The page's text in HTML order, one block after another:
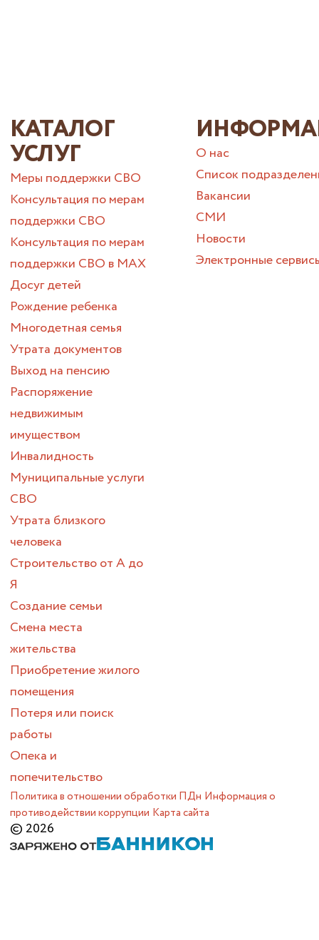
КАТАЛОГ
УСЛУГ
Меры поддержки СВО
Консультация по мерам
поддержки СВО
Консультация по мерам
поддержки СВО в МАХ
Досуг детей
Рождение ребенка
Многодетная семья
Утрата документов
Выход на пенсию
Распоряжение
недвижимым
имуществом
Инвалидность
Муниципальные услуги
СВО
Утрата близкого
человека
Строительство от А до
Я
Создание семьи
Смена места
жительства
Приобретение жилого
помещения
Потеря или поиск
работы
Опека и
попечительство
О нас
Список
Вакансии
СМИ
Новости
Электронные
Политика в отношении обработки ПДн Информация о
противодействии коррупции Карта сайта
© 2026